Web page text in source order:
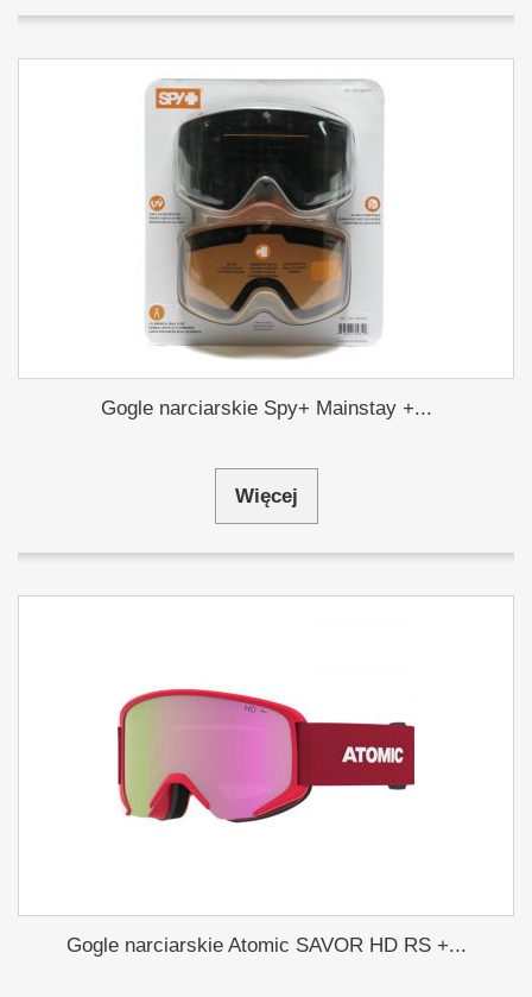
Gogle narciarskie Spy+ Mainstay +...
Więcej
Gogle narciarskie Atomic SAVOR HD RS +...